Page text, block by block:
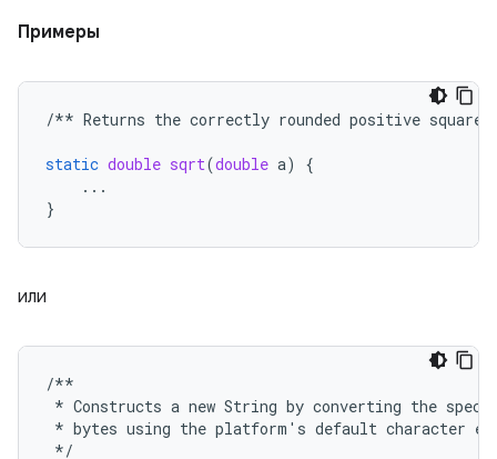
Примеры
/** Returns the correctly rounded positive square
static double sqrt(double a)
{
...
}
или
/**
* Constructs a new String by converting the
* bytes using the platform ' s default character
*/